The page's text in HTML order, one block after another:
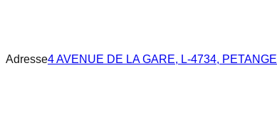
Adresse4 AVENUE DE LA GARE, L-4734, PETANGE